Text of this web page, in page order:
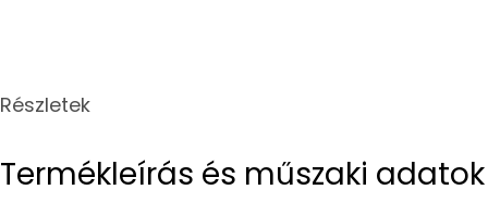
Részletek
Termékleírás és műszaki adatok